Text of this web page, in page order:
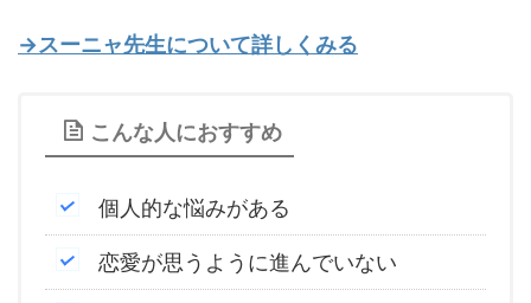
→スーニャ先生について詳しくみる
こんな人におすすめ
個人的な悩みがある
恋愛が思うように進んでいない